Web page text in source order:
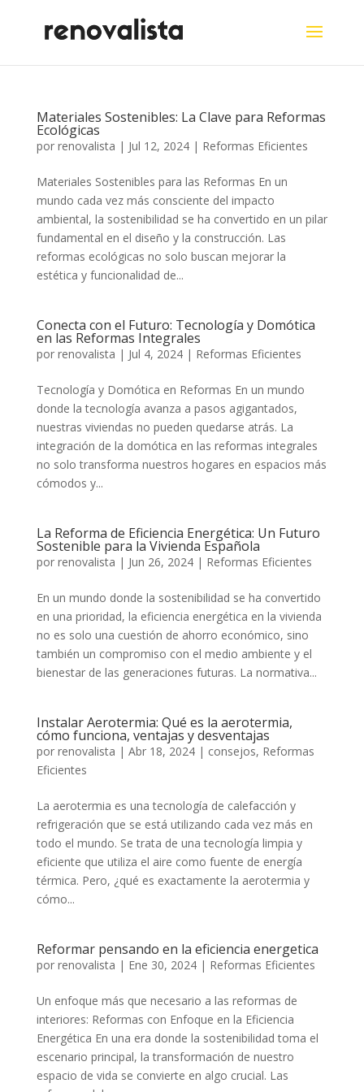
Materiales Sostenibles: La Clave para Reformas
Ecológicas
por renovalista | Jul 12, 2024| Reformas Eficientes
Materiales Sostenibles para las Reformas En un
mundo cada vez más consciente del impacto
ambiental, la sostenibilidad se ha convertido en un pilar
fundamental en el diseño y la construcción. Las
reformas ecológicas no solo buscan mejorar la
estética y funcionalidad de...
Conecta con el Futuro: Tecnología y Domótica
en las Reformas Integrales
por renovalista | Jul 4, 2024| Reformas Eficientes
Tecnología y Domótica en Reformas En un mundo
donde la tecnología avanza a pasos agigantados,
nuestras viviendas no pueden quedarse atrás. La
integración de la domótica en las reformas integrales
no solo transforma nuestros hogares en espacios más
cómodos y...
La Reforma de Eficiencia Energética: Un Futuro
Sostenible para la Vivienda Española
por renovalista | Jun 26, 2024| Reformas Eficientes
En un mundo donde la sostenibilidad se ha convertido
en una prioridad, la eficiencia energética en la vivienda
no es solo una cuestión de ahorro económico, sino
también un compromiso con el medio ambiente y el
bienestar de las generaciones futuras. La normativa...
Instalar Aerotermia: Qué es la aerotermia,
cómo funciona, ventajas y desventajas
por renovalista | Abr 18, 2024| consejos, Reformas
Eficientes
La aerotermia es una tecnología de calefacción y
refrigeración que se está utilizando cada vez más en
todo el mundo. Se trata de una tecnología limpia y
eficiente que utiliza el aire como fuente de energía
térmica. Pero, ¿qué es exactamente la aerotermia y
cómo...
Reformar pensando en la eficiencia energetica
por renovalista | Ene 30, 2024| Reformas Eficientes
Un enfoque más que necesario a las reformas de
interiores: Reformas con Enfoque en la Eficiencia
Energética En una era donde la sostenibilidad toma el
escenario principal, la transformación de nuestro
espacio de vida se convierte en algo crucial. Las